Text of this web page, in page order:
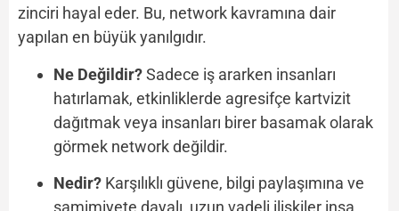
zinciri hayal eder. Bu, network kavramına dair
yapılan en büyük yanılgıdır.
Ne Değildir?Sadece iş ararken insanları
hatırlamak, etkinliklerde agresifçe kartvizit
dağıtmak veya insanları birer basamak olarak
görmek network değildir.
Nedir? Karşılıklı güvene, bilgi paylaşımına ve
samimiyete dayalı, uzun vadeli ilişkiler inşa